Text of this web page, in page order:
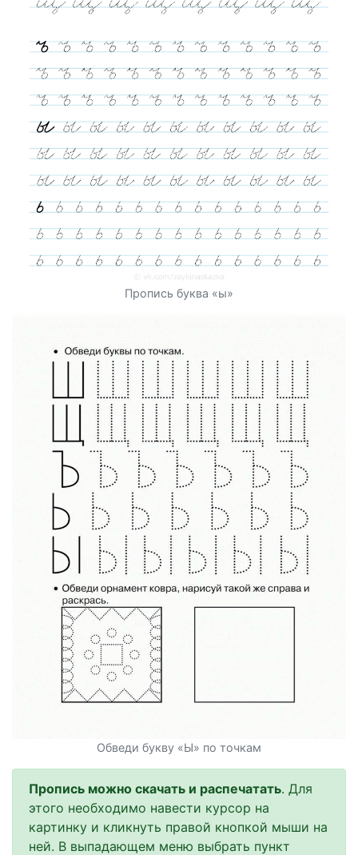
Пропись буква «ы»
Обведи букву «Ы» по точкам
Пропись можно скачать и распечатать. Для
этого необходимо навести курсор на
картинку и кликнуть правой кнопкой мыши на
ней. В выпадающем меню выбрать пункт